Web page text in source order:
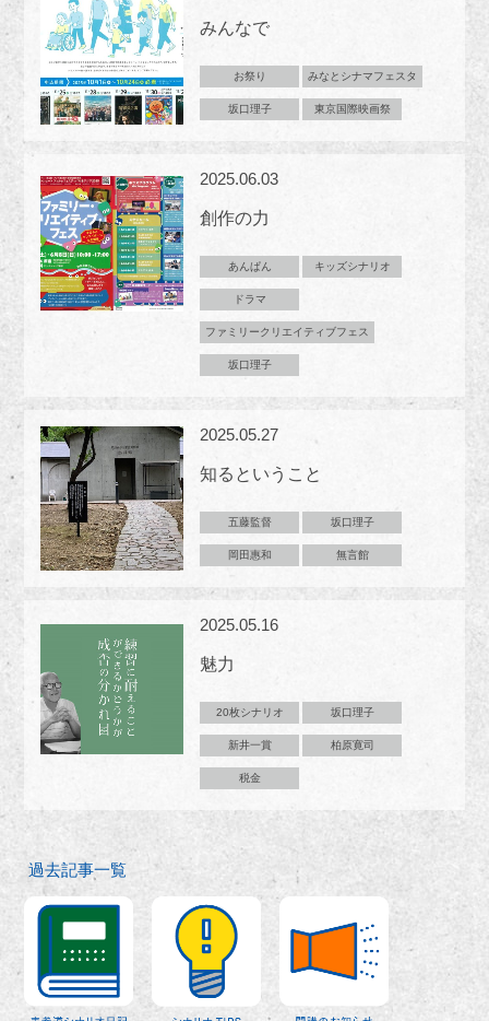
みんなで
お祭り みなとシナマフェスタ
坂口理子 東京国際映画祭
2025.06.03
創作の力
あんぱん キッズシナリオ
ドラマ
ファミリークリエイティブフェス
坂口理子
2025.05.27
知るということ
五藤監督 坂口理子
岡田惠和 無言館
2025.05.16
魅力
20枚シナリオ 坂口理子
新井一賞 柏原寛司
税金
過去記事一覧